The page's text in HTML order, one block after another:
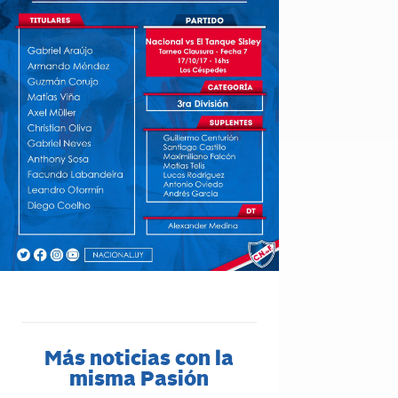
Más noticias con la
misma Pasión